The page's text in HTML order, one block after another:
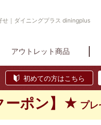
せ｜ダイニングプラス diningplus
アウトレット商品
初めての方はこちら
ーポン】★ プ